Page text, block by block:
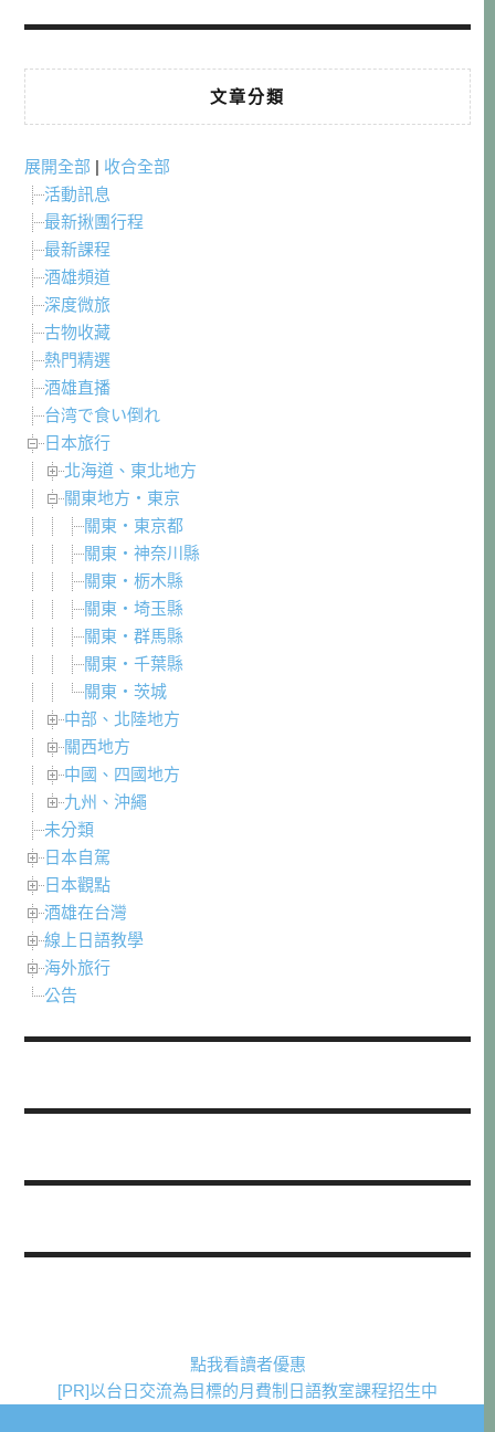
文章分類
展開全部 | 收合全部
活動訊息
最新揪團行程
最新課程
酒雄頻道
深度微旅
古物收藏
熱門精選
酒雄直播
台湾で食い倒れ
日本旅行
北海道、東北地方
關東地方・東京
關東・東京都
關東・神奈川縣
關東・栃木縣
關東・埼玉縣
關東・群馬縣
關東・千葉縣
關東・茨城
中部、北陸地方
關西地方
中國、四國地方
九州、沖繩
未分類
日本自駕
日本觀點
酒雄在台灣
線上日語教學
海外旅行
公告
點我看讀者優惠
[PR]以台日交流為目標的月費制日語教室課程招生中